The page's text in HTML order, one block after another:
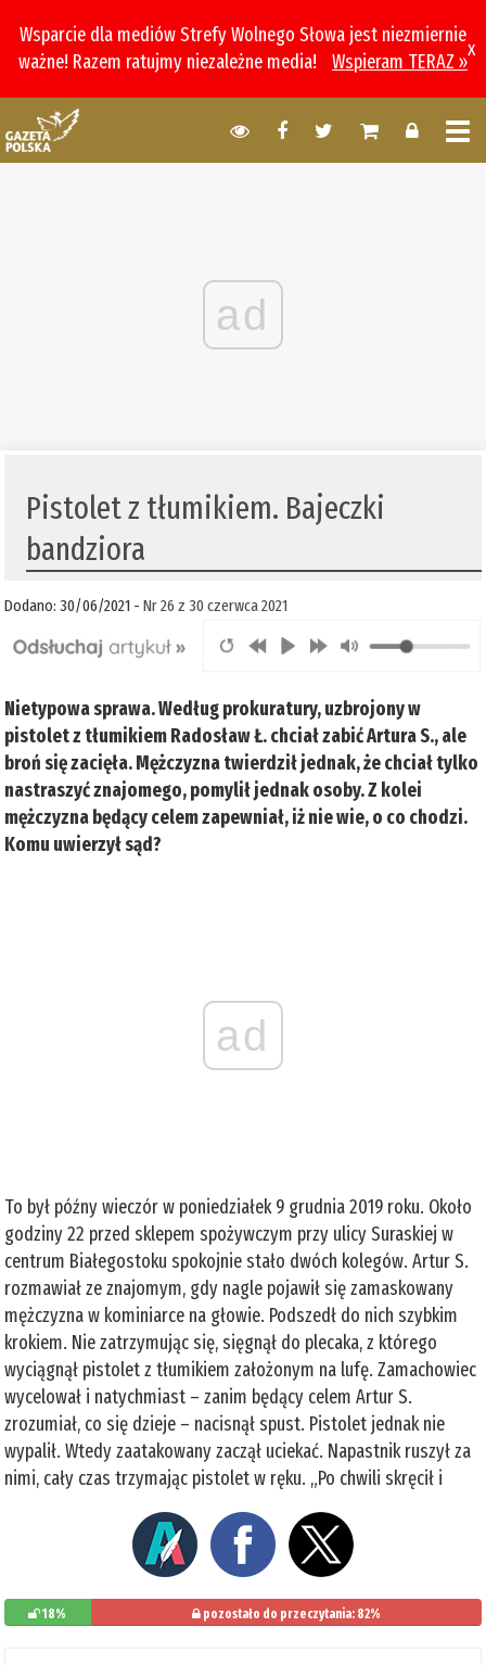
Wsparcie dla mediów Strefy Wolnego Słowa jest niezmiernie
ważne! Razem ratujmy niezależne media!
Wspieram TERAZ »
x
ad
Pistolet z tłumikiem. Bajeczki
bandziora
Dodano: 30/06/2021 -Nr 26 z 30 czerwca 2021
Nietypowa sprawa. Według prokuratury, uzbrojony w
pistolet z tłumikiem Radosław Ł. chciał zabić Artura S., ale
broń się zacięła. Mężczyzna twierdził jednak, że chciał tylko
nastraszyć znajomego, pomylił jednak osoby. Z kolei
mężczyzna będący celem zapewniał, iż nie wie, o co chodzi.
Komu uwierzył sąd?
ad
To był późny wieczór w poniedziałek 9 grudnia 2019 roku. Około
godziny 22 przed sklepem spożywczym przy ulicy Suraskiej w
centrum Białegostoku spokojnie stało dwóch kolegów. Artur S.
rozmawiał ze znajomym, gdy nagle pojawił się zamaskowany
mężczyzna w kominiarce na głowie. Podszedł do nich szybkim
krokiem. Nie zatrzymując się, sięgnął do plecaka, z którego
wyciągnął pistolet z tłumikiem założonym na lufę. Zamachowiec
wycelował i natychmiast – zanim będący celem Artur S.
zrozumiał, co się dzieje – nacisnął spust. Pistolet jednak nie
wypalił. Wtedy zaatakowany zaczął uciekać. Napastnik ruszył za
nimi, cały czas trzymając pistolet w ręku. „Po chwili skręcił i
18% pozostało do przeczytania: 82%